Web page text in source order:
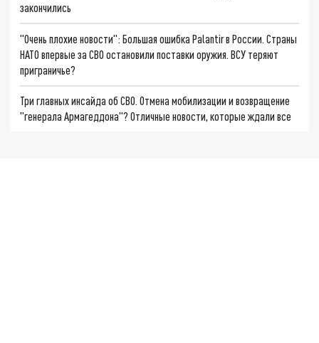
закончились
"Очень плохие новости": Большая ошибка Palantir в России. Страны
НАТО впервые за СВО остановили поставки оружия. ВСУ теряют
приграничье?
Три главных инсайда об СВО. Отмена мобилизации и возвращение
"генерала Армагеддона"? Отличные новости, которые ждали все